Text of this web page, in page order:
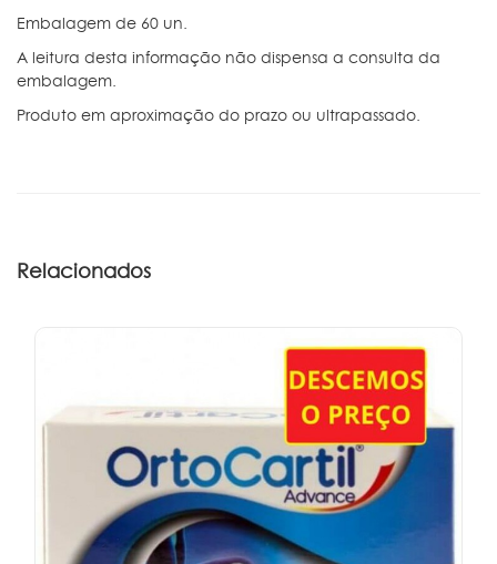
Embalagem de 60 un.
A leitura desta informação não dispensa a consulta da
embalagem.
Produto em aproximação do prazo ou ultrapassado.
Relacionados